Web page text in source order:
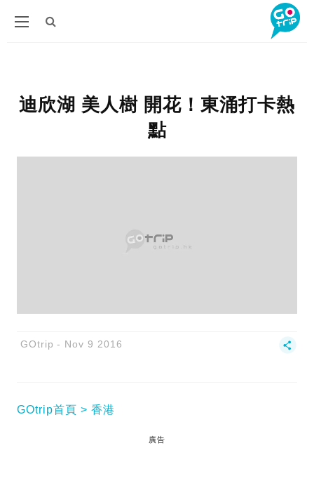
迪欣湖 美人樹 開花！東涌打卡熱
點
GOtrip Nov 9 2016
GOtrip首頁 香港
廣告